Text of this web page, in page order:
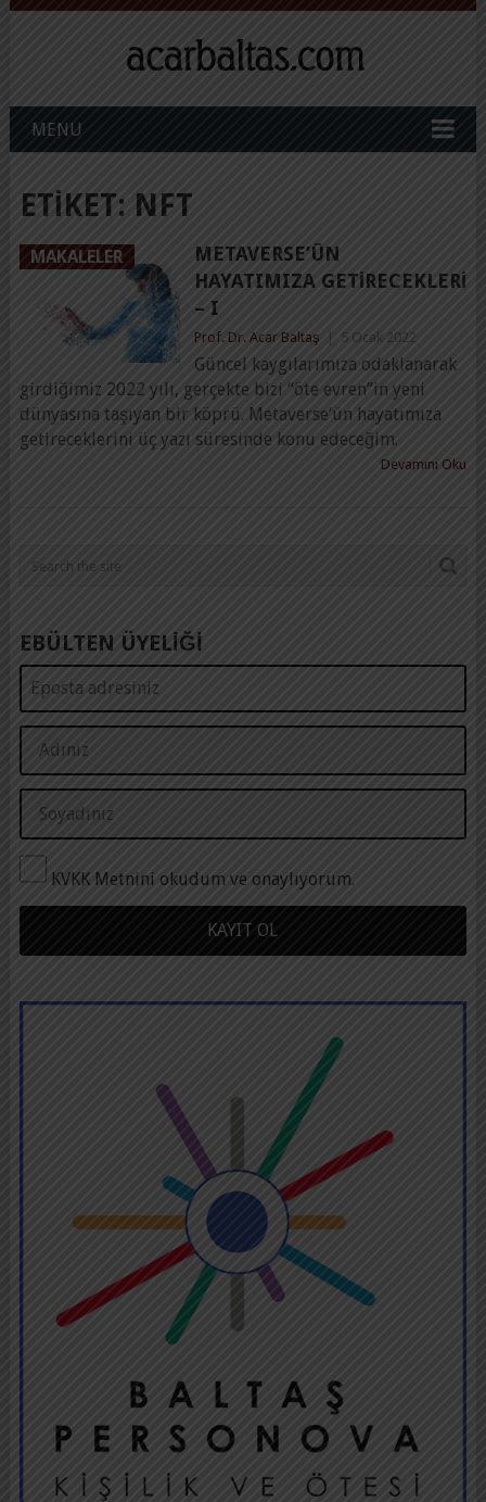
MENU
ETIKET: NFT
MAKALELER
METAVERSE’ÜN
HAYATIMIZA GETIRECEKLERI
– I
Prof. Dr. Acar Baltaş 5 Ocak 2022
Güncel kaygılarımıza odaklanarak
girdiğimiz 2022 yılı, gerçekte bizi “öte evren”in yeni
dünyasına taşıyan bir köprü. Metaverse’ün hayatımıza
getireceklerini üç yazı süresinde konu edeceğim.
Devamını Oku
EBÜLTEN ÜYELİĞİ
KVKK Metnini okudum ve onaylıyorum.